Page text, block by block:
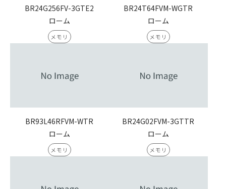
BR24G256FV-3GTE2
ローム
メモリ
BR24T64FVM-WGTR
ローム
メモリ
BR93L46RFVM-WTR
ローム
メモリ
BR24G02FVM-3GTTR
ローム
メモリ